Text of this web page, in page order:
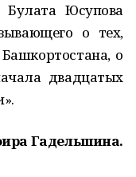
Юсупова
о тех,
о
двадцатых
Гадельшина.